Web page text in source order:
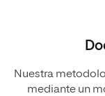
Nuestra
mediante un